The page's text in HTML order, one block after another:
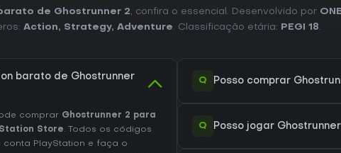
de Ghostrunner 2, confira o essencial. Desenvolvido por
Action, Strategy, Adventure. Classificação etária: PEGI 18.
barato de Ghostrunner
comprar Ghostrunner 2 para
Store. Todos os códigos
conta PlayStation e faça o
Q Posso comprar
Q Posso jogar